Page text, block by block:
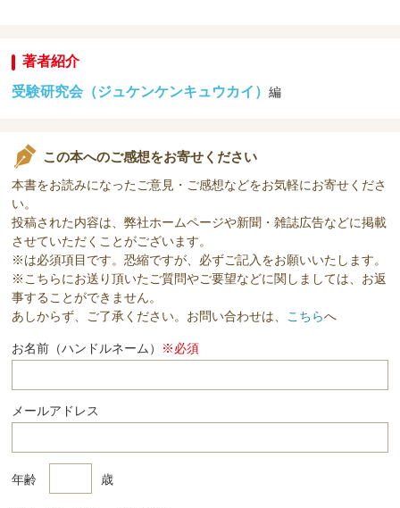
著者紹介
受験研究会（ジュケンケンキュウカイ）編
この本へのご感想をお寄せください
本書をお読みになったご意見・ご感想などをお気軽にお寄せくださ
い。
投稿された内容は、弊社ホームページや新聞・雑誌広告などに掲載
させていただくことがございます。
※は必須項目です。恐縮ですが、必ずご記入をお願いいたします。
※こちらにお送り頂いたご質問やご要望などに関しましては、お返
事することができません。
あしからず、ご了承ください。お問い合わせは、 こちらへ
お名前（ハンドルネーム） ※必須
メールアドレス
年齢 歳